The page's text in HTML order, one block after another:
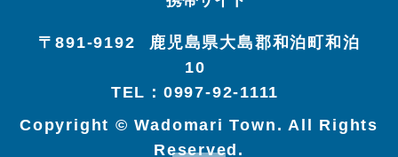
〒891-9192
鹿児島県大島郡和泊町和泊
10
TEL：0997-92-1111
Copyright © Wadomari Town. All Rights
Reserved.